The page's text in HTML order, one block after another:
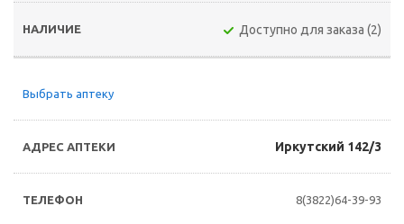
Доступно для заказа (2)
Выбрать аптеку
Иркутский 142/3
8(3822)64-39-93